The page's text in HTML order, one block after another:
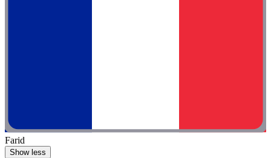
Farid
Show less